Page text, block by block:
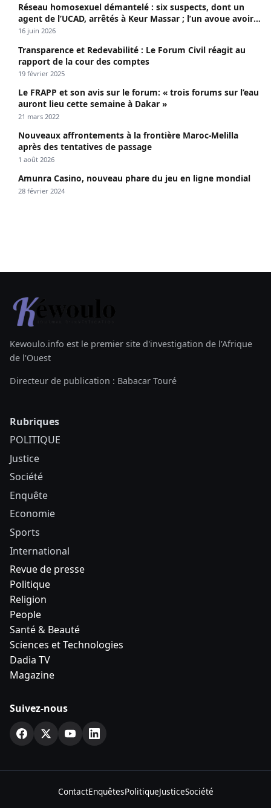
Réseau homosexuel démantelé : six suspects, dont un
agent de l’UCAD, arrêtés à Keur Massar ; l’un avoue avoir
propagé le VIH depuis 2018
16 juin 2026
Transparence et Redevabilité : Le Forum Civil réagit au
rapport de la cour des comptes
19 février 2025
Le FRAPP et son avis sur le forum: « trois forums sur l’eau
auront lieu cette semaine à Dakar »
21 mars 2022
Nouveaux affrontements à la frontière Maroc-Melilla
après des tentatives de passage
1 août 2026
Amunra Casino, nouveau phare du jeu en ligne mondial
28 février 2024
Kewoulo.info est le premier site d'investigation de l'Afrique
de l'Ouest
Directeur de publication : Babacar Touré
Rubriques
POLITIQUE
Justice
Société
Enquête
Economie
Sports
International
Revue de presse
Politique
Religion
People
Santé & Beauté
Sciences et Technologies
Dadia TV
Magazine
Suivez-nous
ContactEnquêtesPolitiqueJusticeSociété